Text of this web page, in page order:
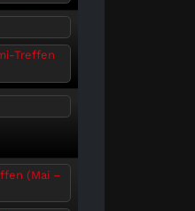
Treffen
(Mai –